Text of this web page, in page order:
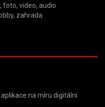
foto, video, audio
zahrada
na míru digitální